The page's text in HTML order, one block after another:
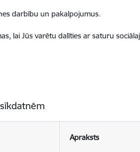
darbību un pakalpojumus.
lai Jūs varētu dalīties ar saturu
Apraksts